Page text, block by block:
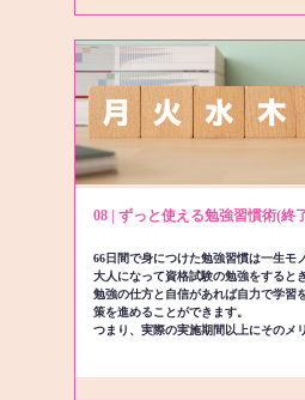
08 | ずっと使える勉強習慣術(終
66日間で身につけた勉強習慣は一生モノ
大人になって資格試験の勉強をすると
勉強の仕方と自信があれば自力で学習
策を進めることができます。
つまり、実際の実施期間以上にそのメ